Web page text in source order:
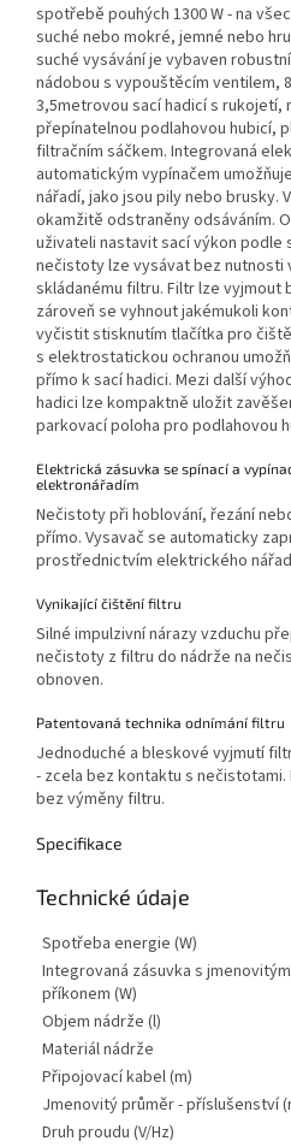
spotřebě pouhých 1300 W - na
suché nebo mokré, jemné nebo
suché vysávání je vybaven
nádobou s vypouštěcím ventilem,
3,5metrovou sací hadicí s rukojetí,
přepínatelnou podlahovou hubicí,
filtračním sáčkem. Integrovaná
automatickým vypínačem
nářadí, jako jsou pily nebo brusky.
okamžitě odstraněny odsáváním.
uživateli nastavit sací výkon podle
nečistoty lze vysávat bez nutnosti
skládanému filtru. Filtr lze vyjmout
zároveň se vyhnout jakémukoli
vyčistit stisknutím tlačítka pro
s elektrostatickou ochranou
přímo k sací hadici. Mezi další
hadici lze kompaktně uložit
parkovací poloha pro podlahovou
Elektrická zásuvka se spínací a
elektronářadím
Nečistoty při hoblování, řezání
přímo. Vysavač se automaticky
prostřednictvím elektrického
Vynikající čištění filtru
Silné impulzivní nárazy vzduchu
nečistoty z filtru do nádrže na
obnoven.
Patentovaná technika odnímání filtru
Jednoduché a bleskové vyjmutí
- zcela bez kontaktu s
bez výměny filtru.
Specifikace
Technické údaje
Spotřeba energie (W)
Integrovaná zásuvka s jmenovitým
příkonem (W)
Objem nádrže (l)
Materiál nádrže
Připojovací kabel (m)
Jmenovitý průměr - příslušenství
Druh proudu (V/Hz)